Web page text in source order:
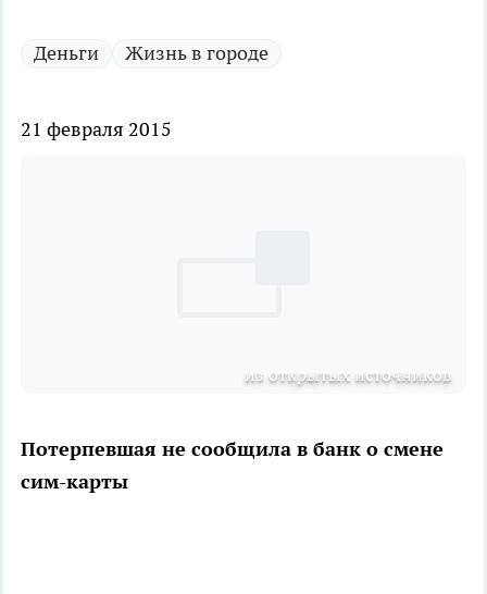
Деньги Жизнь в городе
21 февраля 2015
из открытых источников
Потерпевшая не сообщила в банк о смене
сим-карты